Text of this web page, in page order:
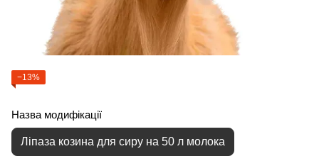
−13%
Назва модифікації
Ліпаза козина для сиру на 50 л молока